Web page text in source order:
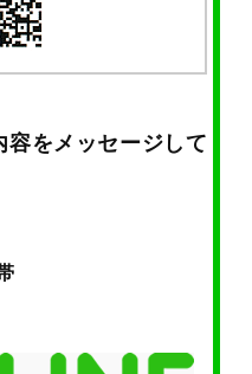
容をメッセージして